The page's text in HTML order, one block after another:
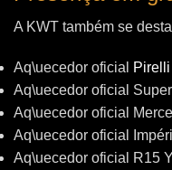
A KWT também se
Aq\uecedor oficial
Pirelli
Aq\uecedor oficial
Aq\uecedor oficial
Aq\uecedor oficial
Aq\uecedor oficial R15